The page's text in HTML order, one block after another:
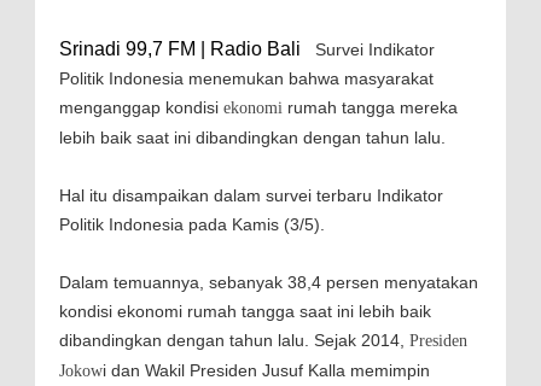
Srinadi 99,7 FM | Radio Bali Survei Indikator
Politik Indonesia menemukan bahwa masyarakat
menganggap kondisi ekonomi rumah tangga mereka
lebih baik saat ini dibandingkan dengan tahun lalu.
Hal itu disampaikan dalam survei terbaru Indikator
Politik Indonesia pada Kamis (3/5).
Dalam temuannya, sebanyak 38,4 persen menyatakan
kondisi ekonomi rumah tangga saat ini lebih baik
dibandingkan dengan tahun lalu. Sejak 2014, Presiden
Jokowi dan Wakil Presiden Jusuf Kalla memimpin